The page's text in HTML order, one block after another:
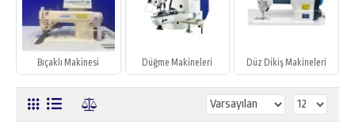
Bıçaklı Makinesi Düğme Makineleri Düz Dikiş Makineleri